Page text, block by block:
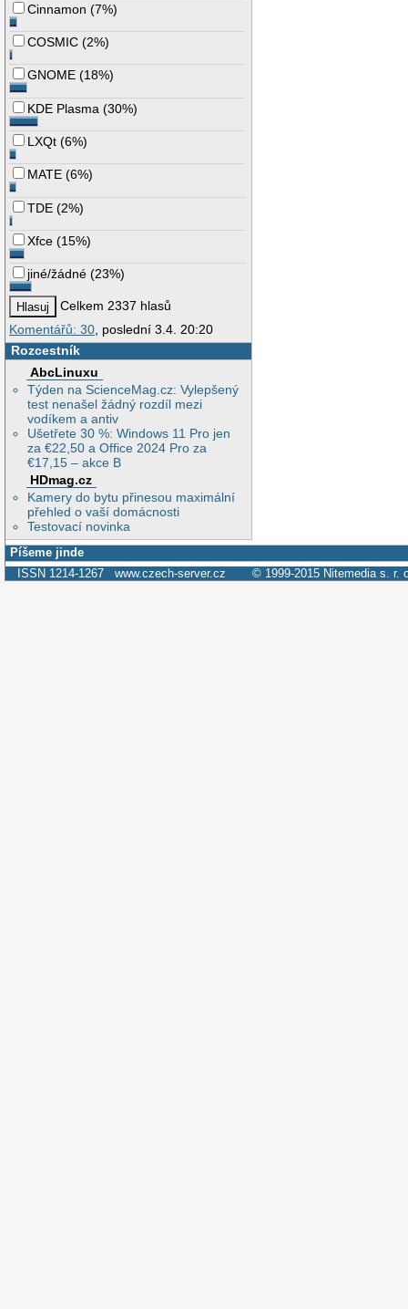
Cinnamon (7%)
COSMIC (2%)
GNOME (18%)
KDE Plasma (30%)
LXQt (6%)
MATE (6%)
TDE (2%)
Xfce (15%)
jiné/žádné (23%)
Celkem 2337 hlasů
Komentářů: 30 , poslední 3.4. 20:20
Rozcestník
AbcLinuxu
Týden na ScienceMag.cz: Vylepšený
test nenašel žádný rozdíl mezi
vodíkem a antiv
Ušetřete 30 %: Windows 11 Pro jen
za €22,50 a Office 2024 Pro za
€17,15 – akce B
HDmag.cz
Kamery do bytu přinesou maximální
přehled o vaší domácnosti
Testovací novinka
Píšeme jinde
ISSN 1214-1267 www.czech-server.cz © 1999-2015 Nitemedia s. r.